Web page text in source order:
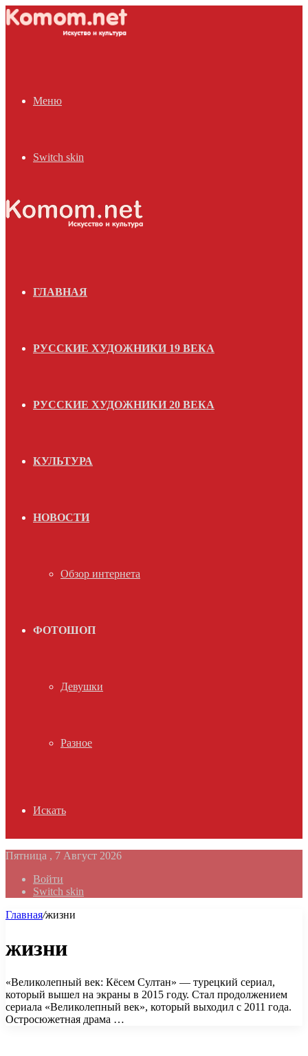
Меню
Switch skin
ГЛАВНАЯ
РУССКИЕ ХУДОЖНИКИ 19 ВЕКА
РУССКИЕ ХУДОЖНИКИ 20 ВЕКА
КУЛЬТУРА
НОВОСТИ
Обзор интернета
ФОТОШОП
Девушки
Разное
Искать
Пятница , 7 Август 2026
Войти
Switch skin
Главная/жизни
жизни
«Великолепный век: Кёсем Султан» — турецкий сериал,
который вышел на экраны в 2015 году. Стал продолжением
сериала «Великолепный век», который выходил с 2011 года.
Остросюжетная драма …